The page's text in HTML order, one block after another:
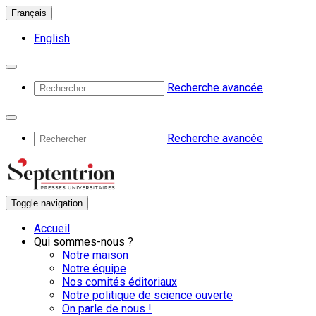
Français
English
Recherche avancée
Recherche avancée
Toggle navigation
Accueil
Qui sommes-nous ?
Notre maison
Notre équipe
Nos comités éditoriaux
Notre politique de science ouverte
On parle de nous !